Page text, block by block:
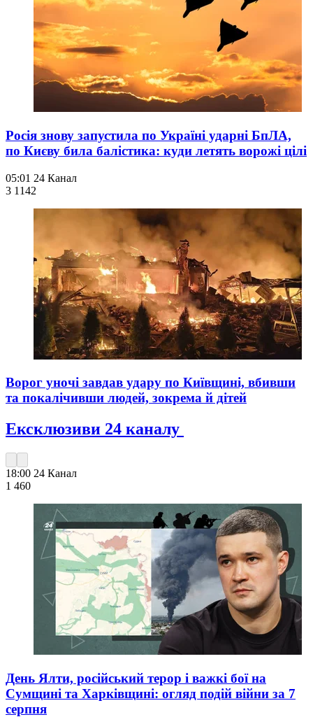
Росія знову запустила по Україні ударні БпЛА,
по Києву била балістика: куди летять ворожі цілі
05:01 24 Канал
3 1142
Ворог уночі завдав удару по Київщині, вбивши
та покалічивши людей, зокрема й дітей
Ексклюзиви 24 каналу
18:00 24 Канал
1 460
День Ялти, російський терор і важкі бої на
Сумщині та Харківщині: огляд подій війни за 7
серпня